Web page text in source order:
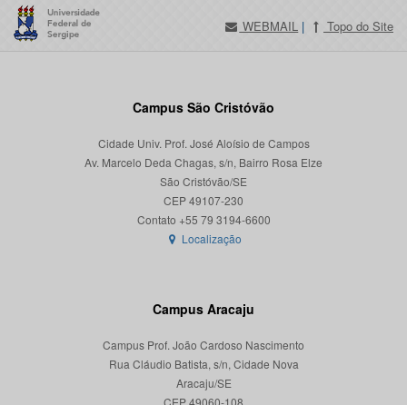
WEBMAIL | Topo do Site
Campus São Cristóvão
Cidade Univ. Prof. José Aloísio de Campos
Av. Marcelo Deda Chagas, s/n, Bairro Rosa Elze
São Cristóvão/SE
CEP 49107-230
Localização
Campus Aracaju
Campus Prof. João Cardoso Nascimento
Rua Cláudio Batista, s/n, Cidade Nova
Aracaju/SE